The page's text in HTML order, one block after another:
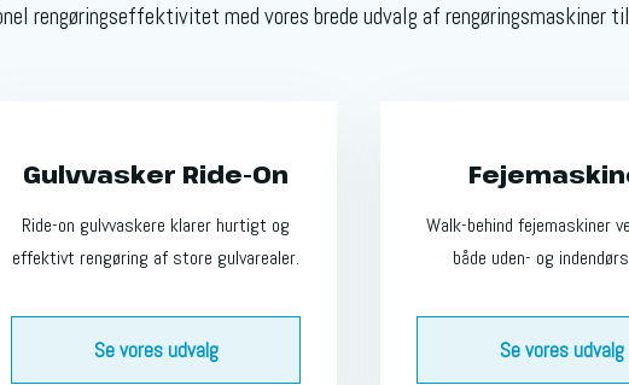
rengøringseffektivitet med vores brede udvalg af rengøringsmaskiner
Gulvvasker Ride-On
Ride-on gulvvaskere klarer hurtigt og
effektivt rengøring af store gulvarealer.
Se vores udvalg
Walk-behind fejemaskiner
både uden- og
Se vores udvalg